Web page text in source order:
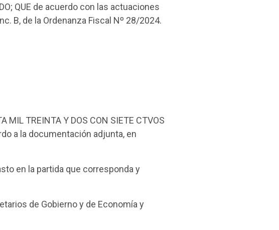
QUE de acuerdo con las actuaciones
B, de la Ordenanza Fiscal Nº 28/2024.
MIL TREINTA Y DOS CON SIETE CTVOS
a la documentación adjunta, en
en la partida que corresponda y
de Gobierno y de Economía y